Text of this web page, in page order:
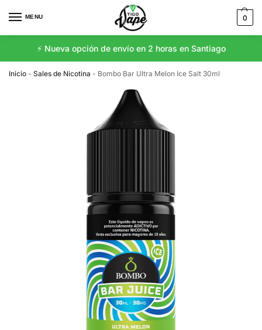
MENU 0
⚡️ Nueva opción de envío en 2 horas en Santiago
Inicio - Sales de Nicotina - Bombo Bar Ultra Melon Ice Salt 30ml